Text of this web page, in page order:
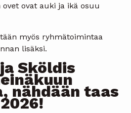
ovat auki ja ikä osuu
myös ryhmätoimintaa
lisäksi.
Sköldis
nähdään taas